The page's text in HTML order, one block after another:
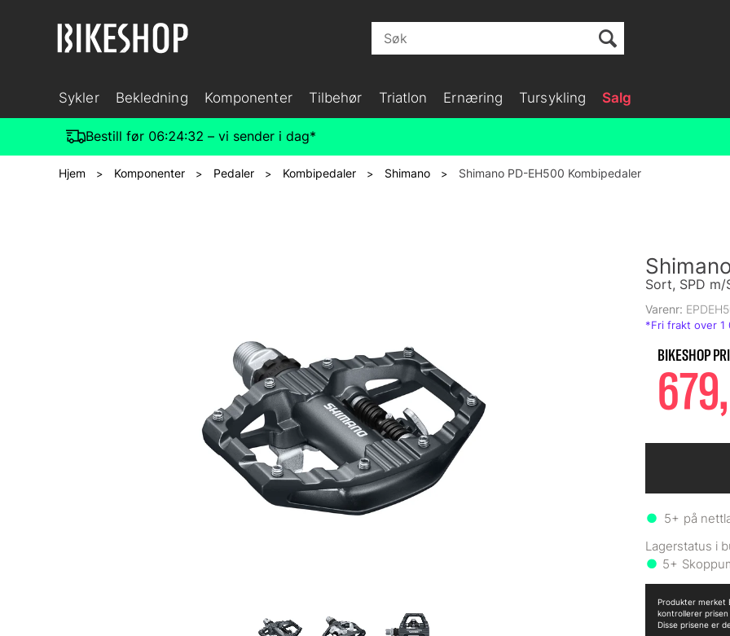
Sykler Bekledning Komponenter Tilbehør Triatlon Ernæring Tursykling Salg
Bestill før 06:24:31 – vi sender i dag*
Hjem > Komponenter > Pedaler > Kombipedaler > Shimano > Shimano PD-EH500 Kombipedaler
Sort, SPD
Varenr:
5+ på
5+
Produkter merket
kontrollerer
Disse prisene er